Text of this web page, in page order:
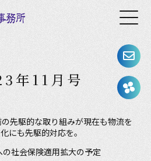
年11月号
先駆的な取り組みが現在も物流を
にも先駆的対応を。
社会保険適用拡大の予定